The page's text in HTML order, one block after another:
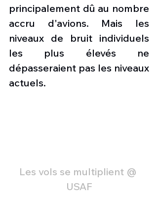
principalement dû au nombre
accru d'avions. Mais les
niveaux de bruit individuels
les plus élevés ne
dépasseraient pas les niveaux
actuels.
Les vols se multiplient @
USAF